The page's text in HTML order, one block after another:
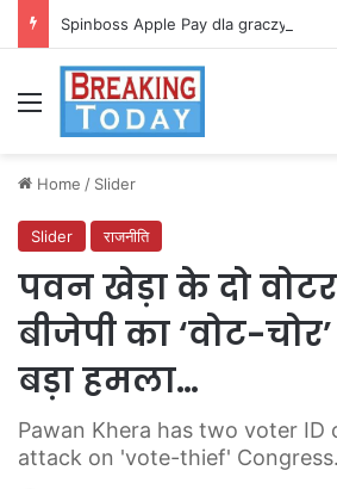
Spinboss Apple Pay dla graczy na
Menu
Home / Slider
Slider राजनीति
पवन खेड़ा के दो वोटर
बीजेपी का ‘वोट-
बड़ा हमला…
Pawan Khera has two voter ID
attack on 'vote-thief'